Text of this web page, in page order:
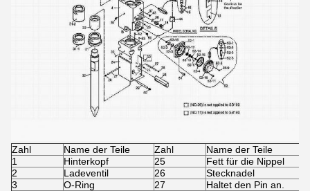
Zahl Name der Teile Zahl
Name der Teile
1
Hinterkopf 25
Fett für die Nippel
2
Ladeventil 26
Stecknadel
3
O-Ring 27
Haltet den Pin an.